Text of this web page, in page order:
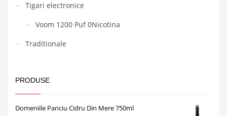
Tigari electronice
Voom 1200 Puf 0Nicotina
Traditionale
PRODUSE
Domeniile Panciu Cidru Din Mere 750ml